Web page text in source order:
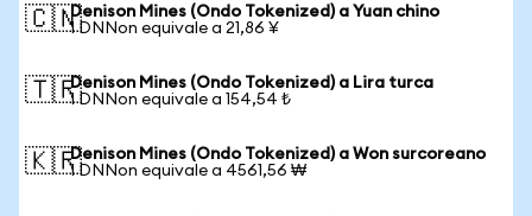
🇨🇳Denison Mines (Ondo Tokenized) a Yuan chino
1 DNNon equivale a 21,86 ¥
🇹🇷Denison Mines (Ondo Tokenized) a Lira turca
1 DNNon equivale a 154,54 ₺
🇰🇷Denison Mines (Ondo Tokenized) a Won surcoreano
1 DNNon equivale a 4561,56 ₩